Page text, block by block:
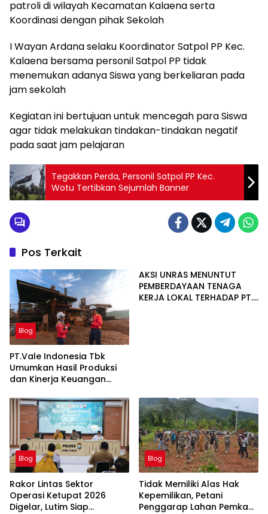
patroli di wilayah Kecamatan Kalaena serta
Koordinasi dengan pihak Sekolah
I Wayan Ardana selaku Koordinator Satpol PP Kec.
Kalaena bersama personil Satpol PP tidak
menemukan adanya Siswa yang berkeliaran pada
jam sekolah
Kegiatan ini bertujuan untuk mencegah para Siswa
agar tidak melakukan tindakan-tindakan negatif
pada saat jam pelajaran
Tegakkan Perda, Personil Satpol PP Kec.
Wotu Tertibkan Sejumlah Banner
Pos Terkait
Blog
PT.Vale Indonesia Tbk
Umumkan Hasil Produksi
dan Kinerja Keuangan
AKSI UNRAS MENUNTUT
PEMBERDAYAAN TENAGA
KERJA LOKAL TERHADAP PT.
Blog
Rakor Lintas Sektor
Operasi Ketupat 2026
Digelar, Lutim Siap
Blog
Tidak Memiliki Alas Hak
Kepemilikan, Petani
Penggarap Lahan Pemkab